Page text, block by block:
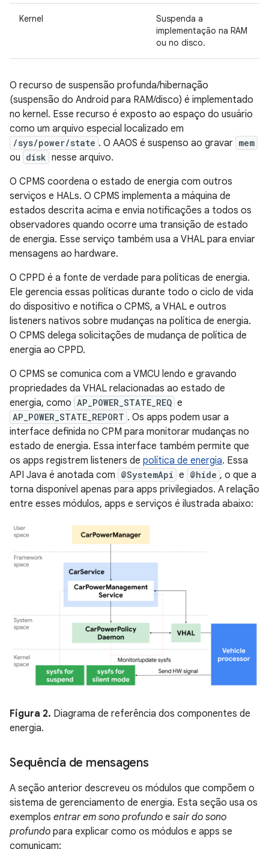
Kernel
Suspenda a
implementação na RAM
ou no disco.
O recurso de suspensão profunda/hibernação
(suspensão do Android para RAM/disco) é implementado
no kernel. Esse recurso é exposto ao espaço do usuário
como um arquivo especial localizado em
/sys/power/state . O AAOS é suspenso ao gravar mem
ou disk nesse arquivo.
O CPMS coordena o estado de energia com outros
serviços e HALs. O CPMS implementa a máquina de
estados descrita acima e envia notificações a todos os
observadores quando ocorre uma transição de estado
de energia. Esse serviço também usa a VHAL para enviar
mensagens ao hardware.
O CPPD é a fonte de verdade para políticas de energia.
Ele gerencia essas políticas durante todo o ciclo de vida
do dispositivo e notifica o CPMS, a VHAL e outros
listeners nativos sobre mudanças na política de energia.
O CPMS delega solicitações de mudança de política de
energia ao CPPD.
O CPMS se comunica com a VMCU lendo e gravando
propriedades da VHAL relacionadas ao estado de
energia, como AP_POWER_STATE_REQ e
AP_POWER_STATE_REPORT . Os apps podem usar a
interface definida no CPM para monitorar mudanças no
estado de energia. Essa interface também permite que
os apps registrem listeners de política de energia. Essa
API Java é anotada com @SystemApi e @hide , o que a
torna disponível apenas para apps privilegiados. A relação
entre esses módulos, apps e serviços é ilustrada abaixo:
Figura 2. Diagrama de referência dos componentes de
energia.
Sequência de mensagens
A seção anterior descreveu os módulos que compõem o
sistema de gerenciamento de energia. Esta seção usa os
exemplos entrar em sono profundo e sair do sono
profundo para explicar como os módulos e apps se
comunicam: